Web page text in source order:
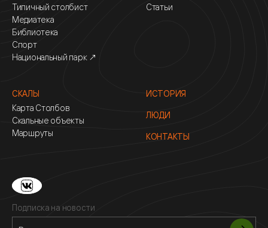
Типичный столбист
Медиатека
Библиотека
Спорт
Национальный парк ↗
Статьи
СКАЛЫ
Карта Столбов
Скальные объекты
Маршруты
ИСТОРИЯ
ЛЮДИ
КОНТАКТЫ
Подписка на новости